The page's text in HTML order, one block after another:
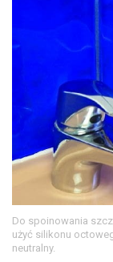
Do spoinowania
użyć silikonu
neutralny.